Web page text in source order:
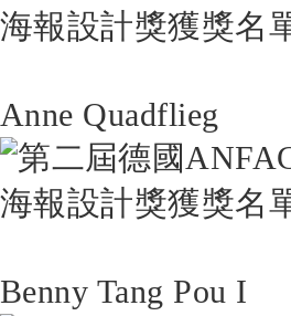
Anne Quadflieg
Benny Tang Pou I